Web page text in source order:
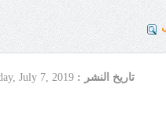
تاريخ النشر :July 7, 2019